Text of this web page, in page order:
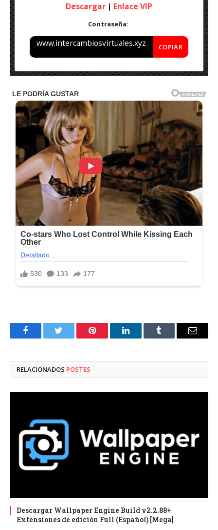
Descargar | Enlace VIP
Contraseña:
www.intercambiosvirtuales.xyz COPIAR
Nombre: HTML Compiler v2023.13 – Final
Tamaño: 300 MB
Idioma: Español / Multi
Activador: Incl.
FacebookTwitter Pinterest LinkedInTumblr
Correo
RELACIONADOS POSTES
Descargar Wallpaper Engine Build v2.2.88+
Extensiones de edición Full (Español) [Mega]